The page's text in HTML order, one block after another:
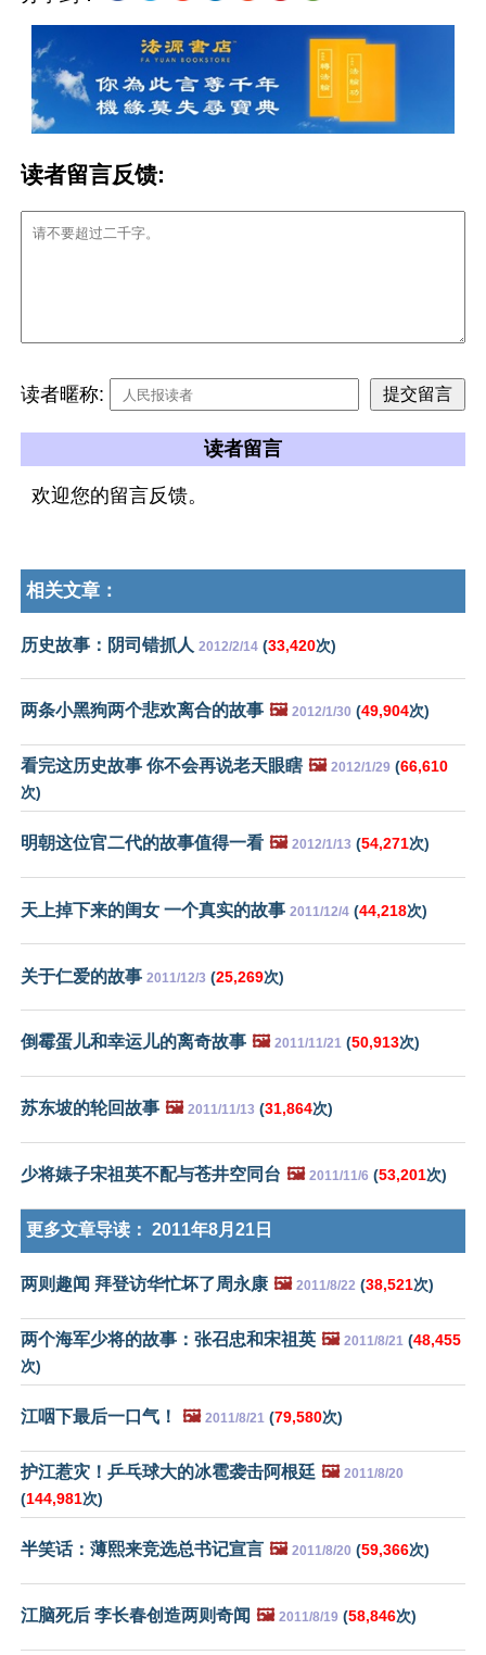
读者留言反馈:
读者暱称:
读者留言
欢迎您的留言反馈。
相关文章：
历史故事：阴司错抓人 2012/2/14 (33,420次)
两条小黑狗两个悲欢离合的故事 🖼️ 2012/1/30 (49,904次)
看完这历史故事 你不会再说老天眼瞎 🖼️ 2012/1/29 (66,610
次)
明朝这位官二代的故事值得一看 🖼️ 2012/1/13 (54,271次)
天上掉下来的闺女 一个真实的故事 2011/12/4 (44,218次)
关于仁爱的故事 2011/12/3 (25,269次)
倒霉蛋儿和幸运儿的离奇故事 🖼️ 2011/11/21 (50,913次)
苏东坡的轮回故事 🖼️ 2011/11/13 (31,864次)
少将婊子宋祖英不配与苍井空同台 🖼️ 2011/11/6 (53,201次)
更多文章导读： 2011年8月21日
两则趣闻 拜登访华忙坏了周永康 🖼️ 2011/8/22 (38,521次)
两个海军少将的故事：张召忠和宋祖英 🖼️ 2011/8/21 (48,455
次)
江咽下最后一口气！ 🖼️ 2011/8/21 (79,580次)
护江惹灾！乒乓球大的冰雹袭击阿根廷 🖼️ 2011/8/20
(144,981次)
半笑话：薄熙来竞选总书记宣言 🖼️ 2011/8/20 (59,366次)
江脑死后 李长春创造两则奇闻 🖼️ 2011/8/19 (58,846次)